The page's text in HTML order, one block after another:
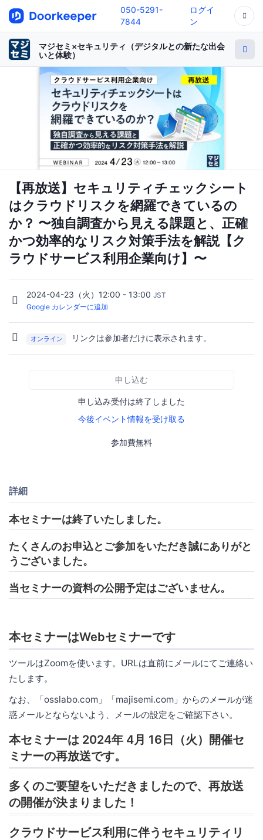
050-5291-
7844
ログイ
ン
マジセミ×セキュリティ（デジタルとの新たな出会
いと体験）
【再放送】セキュリティチェックシート
はクラウドリスクを網羅できているの
か？ 〜独自調査から見える課題と、正確
かつ効率的なリスク対策手法を解説【ク
ラウドサービス利用企業向け】〜
2024-04-23（火）12:00 - 13:00 JST
Google カレンダーに追加
オンライン リンクは参加者だけに表示されます。
申し込む
申し込み受付は終了しました
今後イベント情報を受け取る
参加費無料
詳細
本セミナーは終了いたしました。
たくさんのお申込とご参加をいただき誠にありがと
うございました。
当セミナーの資料の公開予定はございません。
本セミナーはWebセミナーです
ツールはZoomを使います。URLは直前にメールにてご連絡い
たします。
なお、「osslabo.com」「majisemi.com」からのメールが迷
惑メールとならないよう、メールの設定をご確認下さい。
本セミナーは 2024年 4月 16日（火）開催セ
ミナーの再放送です。
多くのご要望をいただきましたので、再放送
の開催が決まりました！
クラウドサービス利用に伴うセキュリティリ